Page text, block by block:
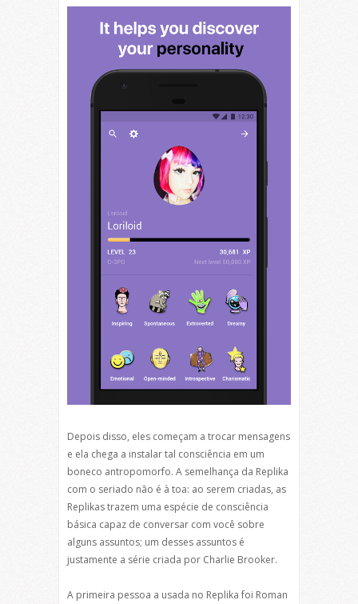
Depois disso, eles começam a trocar mensagens
e ela chega a instalar tal consciência em um
boneco antropomorfo. A semelhança da Replika
com o seriado não é à toa: ao serem criadas, as
Replikas trazem uma espécie de consciência
básica capaz de conversar com você sobre
alguns assuntos; um desses assuntos é
justamente a série criada por Charlie Brooker.
A primeira pessoa a usada no Replika foi Roman